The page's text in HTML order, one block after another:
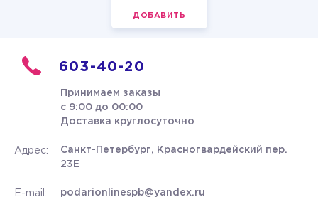
ДОБАВИТЬ
603-40-20
Принимаем заказы
с 9:00 до 00:00
Доставка круглосуточно
Адрес:
Санкт-Петербург, Красногвардейский пер.
23Е
E-mail: podarionlinespb@yandex.ru